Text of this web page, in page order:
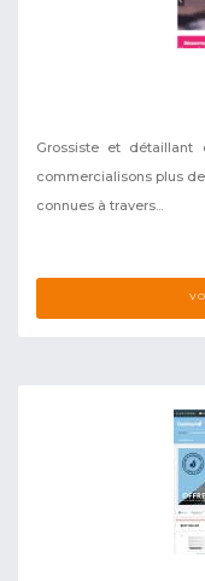
Grossiste et
commercialisons plus
connues à travers...